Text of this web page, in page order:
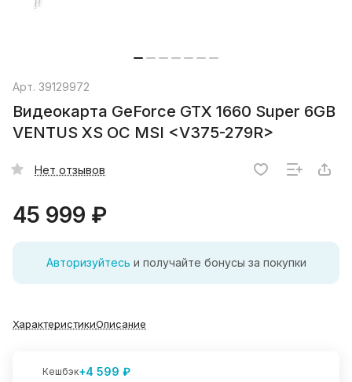
Арт. 39129972
Видеокарта GeForce GTX 1660 Super 6GB
VENTUS XS OC MSI <V375-279R>
Нет отзывов
45 999 ₽
Авторизуйтесь и получайте бонусы за покупки
ХарактеристикиОписание
Кешбэк+4 599 ₽